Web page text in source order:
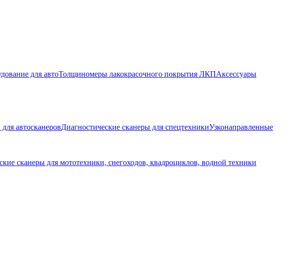
для автоТолщиномеры лакокрасочного покрытия ЛКПАксессуары
автосканеровДиагностические сканеры для спецтехникиУзконаправленные
сканеры для мототехники, снегоходов, квадроциклов, водной техники